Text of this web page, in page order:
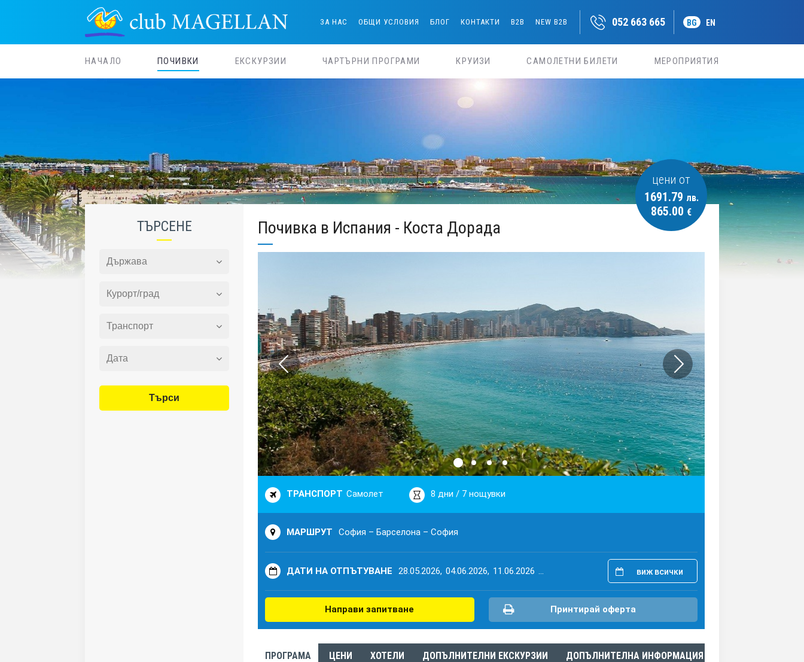
ЗА НАС ОБЩИ УСЛОВИЯ БЛОГ КОНТАКТИ B2B NEW B2B 052 663 665 BG EN
НАЧАЛО ПОЧИВКИ ЕКСКУРЗИИ ЧАРТЪРНИ ПРОГРАМИ КРУИЗИ САМОЛЕТНИ БИЛЕТИ МЕРОПРИЯТИЯ
ТЪРСЕНЕ
Търси
Почивка в Испания - Коста Дорада
цени от
1691.79 лв.
865.00 €
ТРАНСПОРТ Самолет 8 дни / 7 нощувки
МАРШРУТ София – Барселона – София
ДАТИ НА ОТПЪТУВАНЕ 28.05.2026, 04.06.2026, 11.06.2026 виж всички
Направи запитване Принтирай оферта
ПРОГРАМА ЦЕНИ ХОТЕЛИ ДОПЪЛНИТЕЛНИ ЕКСКУРЗИИ ДОПЪЛНИТЕЛНА ИНФОРМАЦИЯ